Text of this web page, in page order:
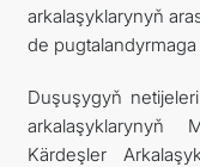
arkalaşyklarynyň
de
Duşuşygyň
arkalaşyklarynyň
Kärdeşler